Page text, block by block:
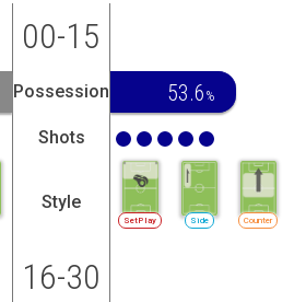
00-15
Possession 53.6 %
Shots
Style
SetPlay Side Counter
16-30